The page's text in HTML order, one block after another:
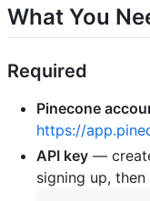
What You
Required
Pinecone
https://
API key —
signing up,